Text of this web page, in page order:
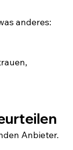
anderes:
Anbieter.